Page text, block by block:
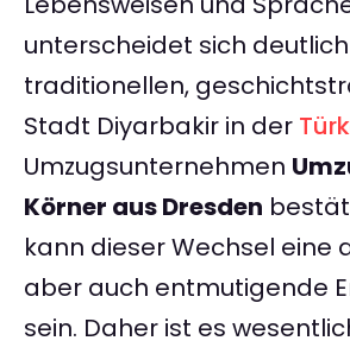
unterscheidet sich
traditionellen,
Stadt Diyarbakir in der
Umzugsunternehmen
Körner aus Dresden
kann dieser Wechsel eine
aber auch entmutigende
sein. Daher ist es